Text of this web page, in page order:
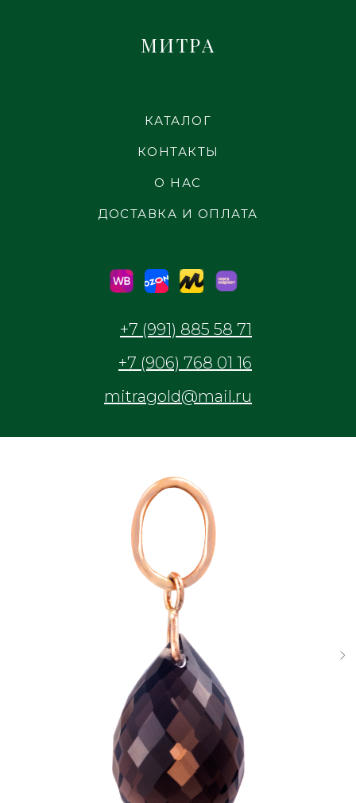
МИТРА
КАТАЛОГ
КОНТАКТЫ
О НАС
ДОСТАВКА И ОПЛАТА
+7 (991) 885 58 71
+7 (906) 768 01 16
mitragold@mail.ru